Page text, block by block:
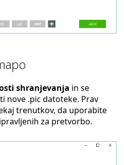
shranjevanja in se
nove .pic datoteke. Prav
trenutkov, da uporabite
za pretvorbo.